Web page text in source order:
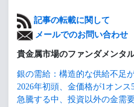
記事の転載に関して
メールでのお問い合わせ
貴金属市場のファンダメンタ
銀の需給：構造的な供給不足
2026年初頭、金価格が1オン
急騰する中、投資以外の金需